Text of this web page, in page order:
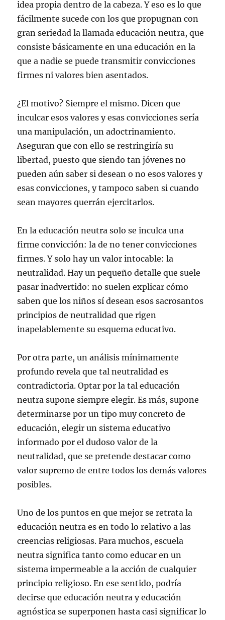
idea propia dentro de la cabeza. Y eso es lo que
fácilmente sucede con los que propugnan con
gran seriedad la llamada educación neutra, que
consiste básicamente en una educación en la
que a nadie se puede transmitir convicciones
firmes ni valores bien asentados.
¿El motivo? Siempre el mismo. Dicen que
inculcar esos valores y esas convicciones sería
una manipulación, un adoctrinamiento.
Aseguran que con ello se restringiría su
libertad, puesto que siendo tan jóvenes no
pueden aún saber si desean o no esos valores y
esas convicciones, y tampoco saben si cuando
sean mayores querrán ejercitarlos.
En la educación neutra solo se inculca una
firme convicción: la de no tener convicciones
firmes. Y solo hay un valor intocable: la
neutralidad. Hay un pequeño detalle que suele
pasar inadvertido: no suelen explicar cómo
saben que los niños sí desean esos sacrosantos
principios de neutralidad que rigen
inapelablemente su esquema educativo.
Por otra parte, un análisis mínimamente
profundo revela que tal neutralidad es
contradictoria. Optar por la tal educación
neutra supone siempre elegir. Es más, supone
determinarse por un tipo muy concreto de
educación, elegir un sistema educativo
informado por el dudoso valor de la
neutralidad, que se pretende destacar como
valor supremo de entre todos los demás valores
posibles.
Uno de los puntos en que mejor se retrata la
educación neutra es en todo lo relativo a las
creencias religiosas. Para muchos, escuela
neutra significa tanto como educar en un
sistema impermeable a la acción de cualquier
principio religioso. En ese sentido, podría
decirse que educación neutra y educación
agnóstica se superponen hasta casi significar lo